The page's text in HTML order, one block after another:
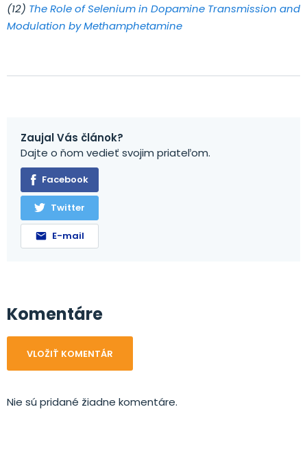
(12) The Role of Selenium in Dopamine Transmission and
Modulation by Methamphetamine
Zaujal Vás článok?
Dajte o ňom vedieť svojim priateľom.
Facebook
Twitter
E-mail
Komentáre
VLOŽIŤ KOMENTÁR
Nie sú pridané žiadne komentáre.